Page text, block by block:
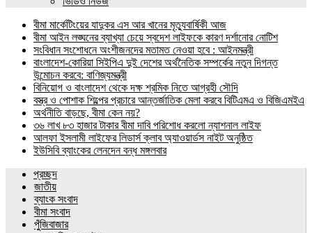
বীমা মার্কেটিংয়ের যাদুকর এস আর খানের মৃত্যুবার্ষিকী আজ
বীমা আইন লঙ্ঘনের ব্যাখ্যা চেয়ে স্বদেশ লাইফকে কারণ দর্শানোর নোটিশ
সংবিধান সংশোধনে অংশীজনদের মতামত নেওয়া হবে : আইনমন্ত্রী
বাংলাদেশ-কোরিয়া সিইপিএ দুই দেশের অর্থনৈতিক সম্পর্কের নতুন দিগন্ত
উন্মোচন করবে: বাণিজ্যমন্ত্রী
বিনিয়োগ ও বাংলাদেশ থেকে দক্ষ শ্রমিক নিতে আগ্রহী সৌদি
বস্ত্র ও পোশাক শিল্পের প্রচারে আন্তর্জাতিক মেলা করবে বিটিএমএ ও বিজিএমইএ
অর্থনীতি বাড়ছে, বীমা কেন নয়?
৩৬ লাখ ৮৩ হাজার টাকার বীমা দাবি পরিশোধ করলো ন্যাশনাল লাইফ
আলফা ইসলামী লাইফের লিডার্স ক্লাব অ্যাওয়ার্ডস নাইট অনুষ্ঠিত
ইউসিবি ব্যাংকের লেনদেন বন্ধ মঙ্গলবার
প্রচ্ছদ
জাতীয়
ব্যাংক সংবাদ
বীমা সংবাদ
পুঁজিবাজার